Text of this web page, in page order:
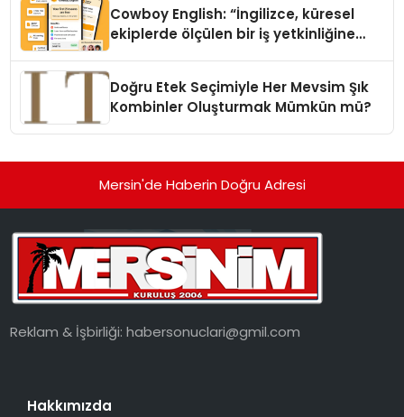
Cowboy English: “İngilizce, küresel
ekiplerde ölçülen bir iş yetkinliğine
Doğru Etek Seçimiyle Her Mevsim Şık
Kombinler Oluşturmak Mümkün mü?
Mersin'de Haberin Doğru Adresi
Reklam & İşbirliği:habersonuclari@gmil.com
Hakkımızda